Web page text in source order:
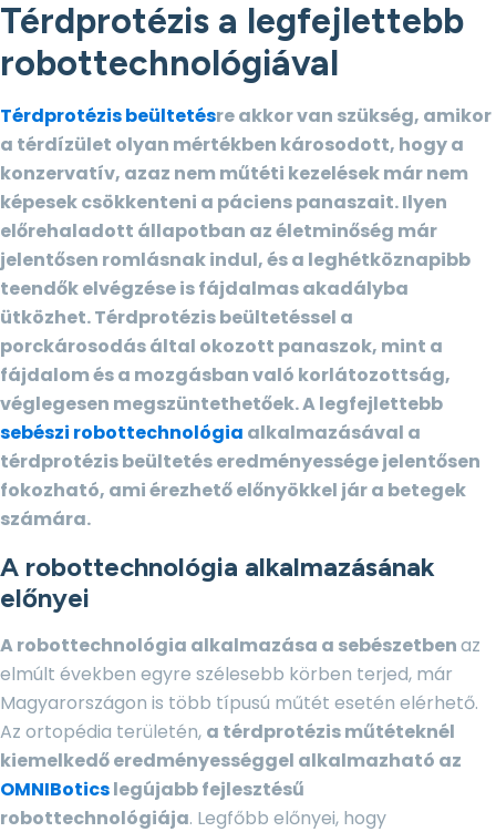
Térdprotézis a legfejlettebb
robottechnológiával
Térdprotézis beültetésre akkor van szükség, amikor
a térdízület olyan mértékben károsodott, hogy a
konzervatív, azaz nem műtéti kezelések már nem
képesek csökkenteni a páciens panaszait. Ilyen
előrehaladott állapotban az életminőség már
jelentősen romlásnak indul, és a leghétköznapibb
teendők elvégzése is fájdalmas akadályba
ütközhet. Térdprotézis beültetéssel a
porckárosodás által okozott panaszok, mint a
fájdalom és a mozgásban való korlátozottság,
véglegesen megszüntethetőek. A legfejlettebb
sebészi robottechnológia alkalmazásával a
térdprotézis beültetés eredményessége jelentősen
fokozható, ami érezhető előnyökkel jár a betegek
számára.
A robottechnológia alkalmazásának
előnyei
A robottechnológia alkalmazása a sebészetbenaz
elmúlt években egyre szélesebb körben terjed, már
Magyarországon is több típusú műtét esetén elérhető.
Az ortopédia területén, a térdprotézis műtéteknél
kiemelkedő eredményességgel alkalmazható az
OMNIBoticslegújabb fejlesztésű
robottechnológiája. Legfőbb előnyei, hogy